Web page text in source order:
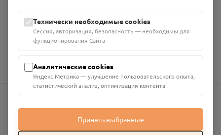
Юридический адрес: 216790, Смоленская область, р-н
Руднянский, г. Рудня, улица Западная, д. 26А, пом. 18
Номер счёта: 40702810901130004287 в АО "АЛЬФА-БАНК"
Кор. счёт: 30101810200000000593
info@pomnim.online
Технически необходимые cookies
Сессия, авторизация, безопасность — необходимы для
функционирования Сайта
Аналитические cookies
Яндекс.Метрика — улучшение пользовательского опыта,
статистический анализ, оптимизация контента
Принять выбранные